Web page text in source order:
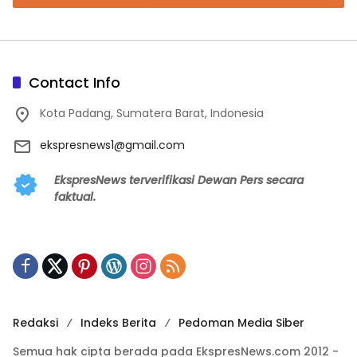
Contact Info
Kota Padang, Sumatera Barat, Indonesia
ekspresnews1@gmail.com
EkspresNews terverifikasi Dewan Pers secara
faktual.
Redaksi Indeks Berita
Pedoman Media Siber
Semua hak cipta berada pada EkspresNews.com 2012 -